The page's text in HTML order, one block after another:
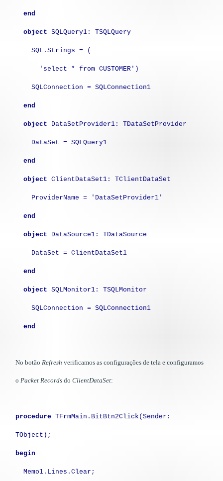
end
object SQLQuery1: TSQLQuery
SQL.Strings = (
'select * from CUSTOMER')
SQLConnection = SQLConnection1
end
object DataSetProvider1: TDataSetProvider
DataSet = SQLQuery1
end
object ClientDataSet1: TClientDataSet
ProviderName = 'DataSetProvider1'
end
object DataSource1: TDataSource
DataSet = ClientDataSet1
end
object SQLMonitor1: TSQLMonitor
SQLConnection = SQLConnection1
end
No botão Refresh verificamos as configurações de tela e configuramos
o Packet Records do ClientDataSet:
procedure TFrmMain.BitBtn2Click(Sender:
TObject);
begin
Memo1.Lines.Clear;